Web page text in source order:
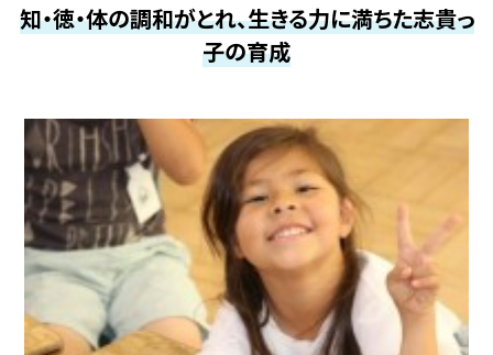
知・徳・体の調和がとれ、生きる力に満ちた志貴っ
子の育成